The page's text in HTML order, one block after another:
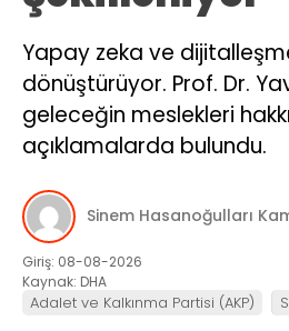
Yapay zeka ve
dönüştürüyor. Prof. Dr.
geleceğin meslekleri
açıklamalarda bulundu.
Sinem Hasanoğulları
Giriş: 08-08-2026
Kaynak: DHA
Adalet ve Kalkınma Partisi (AKP)